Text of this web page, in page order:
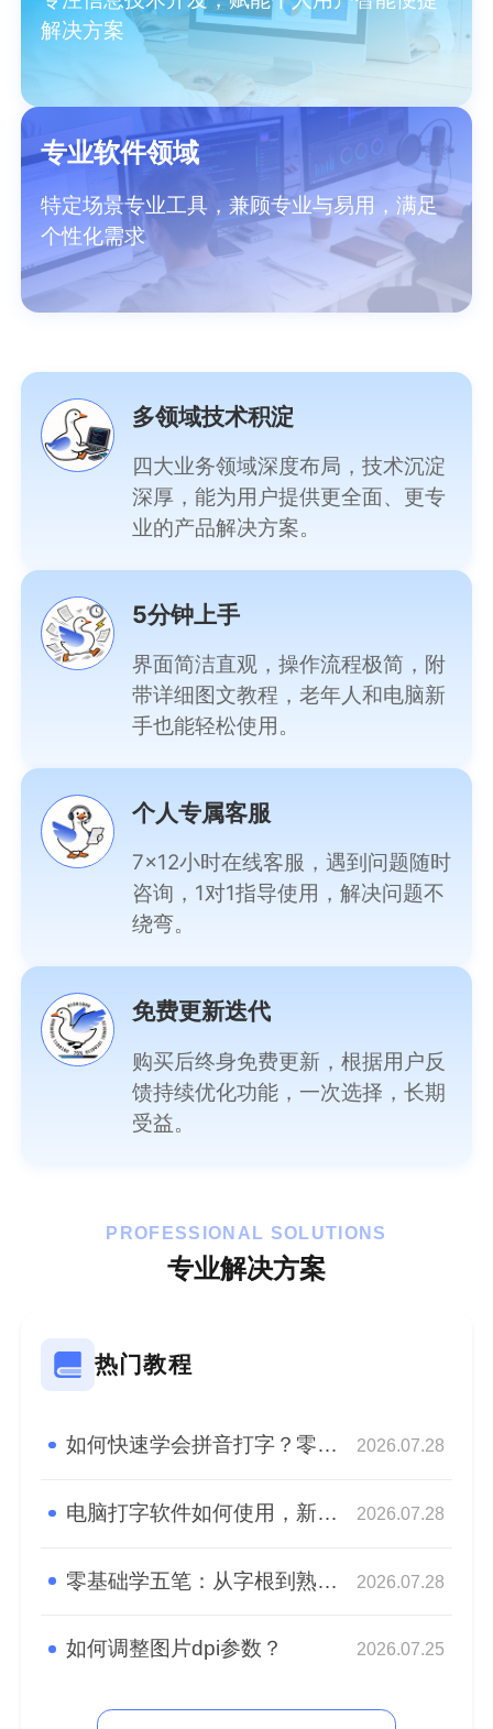
解决方案
专业软件领域
特定场景专业工具，兼顾专业与易用，满足
个性化需求
多领域技术积淀
四大业务领域深度布局，技术沉淀
深厚，能为用户提供更全面、更专
业的产品解决方案。
5分钟上手
界面简洁直观，操作流程极简，附
带详细图文教程，老年人和电脑新
手也能轻松使用。
个人专属客服
7×12小时在线客服，遇到问题随时
咨询，1对1指导使用，解决问题不
绕弯。
免费更新迭代
购买后终身免费更新，根据用户反
馈持续优化功能，一次选择，长期
受益。
PROFESSIONAL SOLUTIONS
专业解决方案
热门教程
如何快速学会拼音打字？零基础快速学会拼音盲打！ 2026.07.28
电脑打字软件如何使用，新手快速熟悉盲打 2026.07.28
零基础学五笔：从字根到熟练，高效打字入门指南 2026.07.28
如何调整图片dpi参数？ 2026.07.25